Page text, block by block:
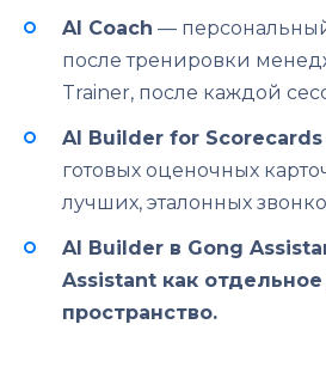
AI Coach —
после тренировки
Trainer, после каждой
AI Builder for Scorecards
готовых оценочных
лучших, эталонных
AI Builder в Gong
Assistant как
пространство.